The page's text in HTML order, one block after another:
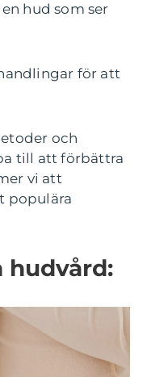
hud som ser
för att
och
till att förbättra
vi att
populära
hudvård: